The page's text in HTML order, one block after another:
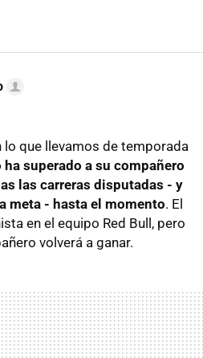
lo que llevamos de temporada
superado a su compañero
las carreras disputadas - y
meta - hasta el momento. El
en el equipo Red Bull, pero
volverá a ganar.